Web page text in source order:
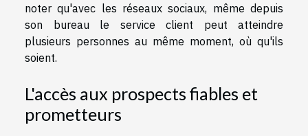
noter qu'avec les réseaux sociaux, même depuis
son bureau le service client peut atteindre
plusieurs personnes au même moment, où qu'ils
soient.
L'accès aux prospects fiables et
prometteurs